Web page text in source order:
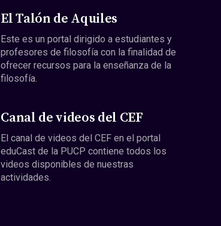
El Talón de Aquiles
Este es un portal dirigido a estudiantes y
profesores de filosofía con la finalidad de
ofrecer recursos para la enseñanza de la
filosofía.
Canal de videos del CEF
El canal de videos del CEF en el portal
eduCast de la PUCP contiene todos los
videos disponibles de nuestras
actividades.